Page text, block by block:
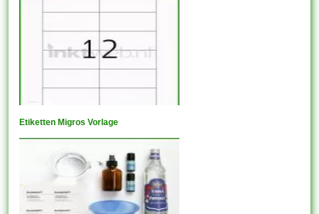
Etiketten Migros Vorlage